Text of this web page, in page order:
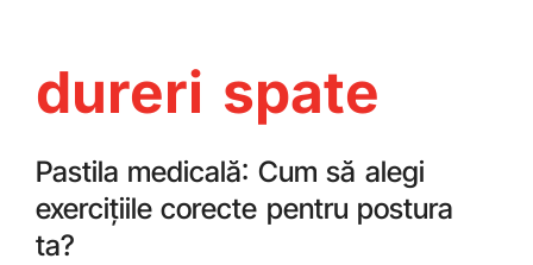
dureri spate
Pastila medicală: Cum să alegi
exercițiile corecte pentru postura
ta?